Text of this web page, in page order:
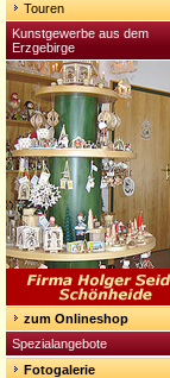
Touren
Kunstgewerbe aus dem
Erzgebirge
zum Onlineshop
Spezialangebote
Fotogalerie